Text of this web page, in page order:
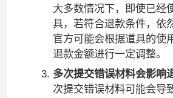
大多数情况下，即使已经
具，若符合退款条件，依
官方可能会根据道具的使
退款金额进行一定调整。
多次提交错误材料会影响
次提交错误材料可能会导